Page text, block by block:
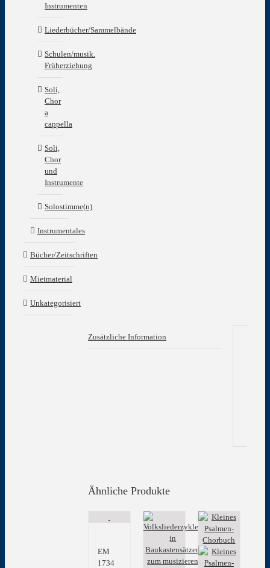
Zusätzliche Information
Ähnliche Produkte
EM
1734
Instrumenten
Liederbücher/Sammelbände
Schulen/musik.
Früherziehung
Soli,
Chor
a
cappella
Soli,
Chor
und
Instrumente
Solostimme(n)
Instrumentales
Bücher/Zeitschriften
Mietmaterial
Unkategorisiert